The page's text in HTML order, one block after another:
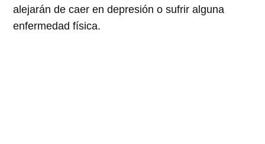
alejarán de caer en depresión o sufrir alguna
enfermedad física.